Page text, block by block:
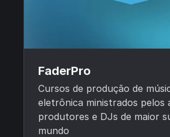
FaderPro
Cursos de produção de
eletrônica ministrados pelos
produtores e DJs de maior
mundo